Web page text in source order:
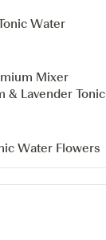
Water
Mixer
& Lavender Tonic
Water Flowers